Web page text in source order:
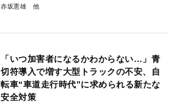
赤坂憲雄
「いつ加害者になるかわからない…」青
切符導入で増す大型トラックの不安、自
転車“車道走行時代”に求められる新たな
安全対策